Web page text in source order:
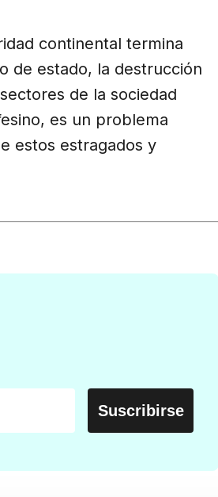
continental termina
de estado, la destrucción
de la sociedad
es un problema
estos estragados y